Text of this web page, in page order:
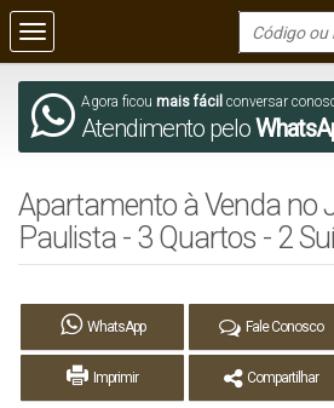
Agora ficou mais fácil conversar
Atendimento pelo
Apartamento à Venda no
Paulista - 3 Quartos - 2
WhatsApp Fale Conosco
Imprimir Compartilhar